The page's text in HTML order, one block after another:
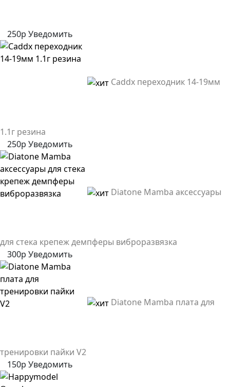
250р Уведомить
Caddx переходник 14-19мм
1.1г резина
250р Уведомить
Diatone Mamba аксессуары
для стека крепеж демпферы виброразвязка
300р Уведомить
Diatone Mamba плата для
тренировки пайки V2
150р Уведомить